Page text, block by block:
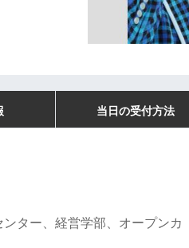
当日の受付方法
ター、経営学部、オープンカ